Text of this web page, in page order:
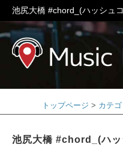
池尻大橋 #chord_(ハッシュ
トップページ カテ
池尻大橋 #chord_(ハッ